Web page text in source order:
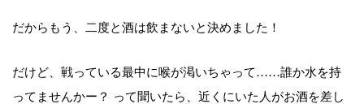
だからもう、二度と酒は飲まないと決めました！
だけど、戦っている最中に喉が渇いちゃって……誰か水を持
ってませんかー？ って聞いたら、近くにいた人がお酒を差し